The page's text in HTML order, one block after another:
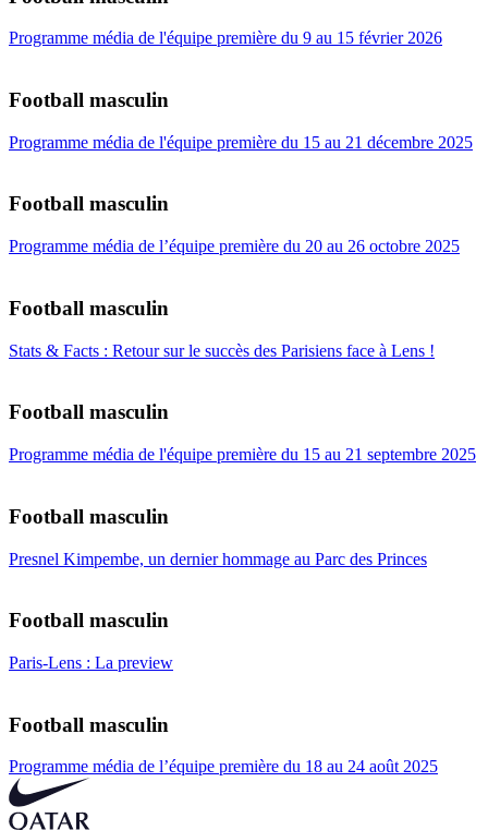
Programme média de l'équipe première du 9 au 15 février 2026
Football masculin
Programme média de l'équipe première du 15 au 21 décembre 2025
Football masculin
Programme média de l’équipe première du 20 au 26 octobre 2025
Football masculin
Stats & Facts : Retour sur le succès des Parisiens face à Lens !
Football masculin
Programme média de l'équipe première du 15 au 21 septembre 2025
Football masculin
Presnel Kimpembe, un dernier hommage au Parc des Princes
Football masculin
Paris-Lens : La preview
Football masculin
Programme média de l’équipe première du 18 au 24 août 2025